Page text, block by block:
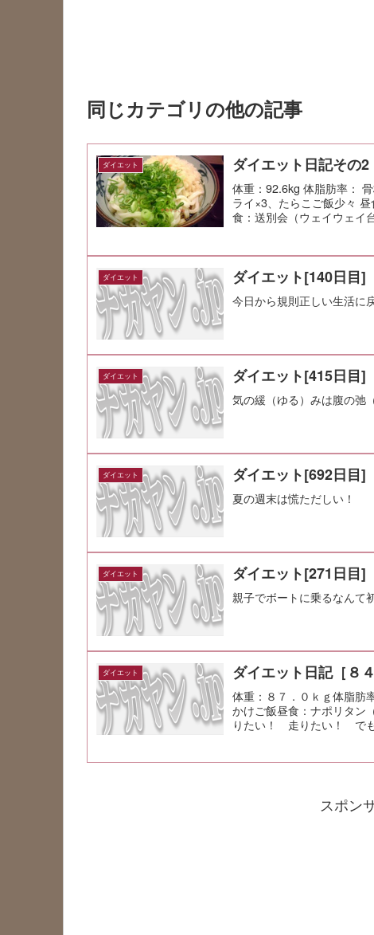
同じカテゴリの他の記事
ダイエット ダイエット日記その2
体重：92.6kg 体脂肪率：
ライ×3、たらこご飯少々
食：送別会（ウェイウェイ
ダイエット ダイエット[140日目]
今日から規則正しい生活に戻
ダイエット ダイエット[415日目]
気の緩（ゆる）みは腹の弛
ダイエット ダイエット[692日目]
夏の週末は慌ただしい！
ダイエット ダイエット[271日目]
親子でボートに乗るなんて
ダイエット ダイエット日記［８
体重：８７．０ｋｇ体脂肪
かけご飯昼食：ナポリタン
りたい！ 走りたい！ で
スポン